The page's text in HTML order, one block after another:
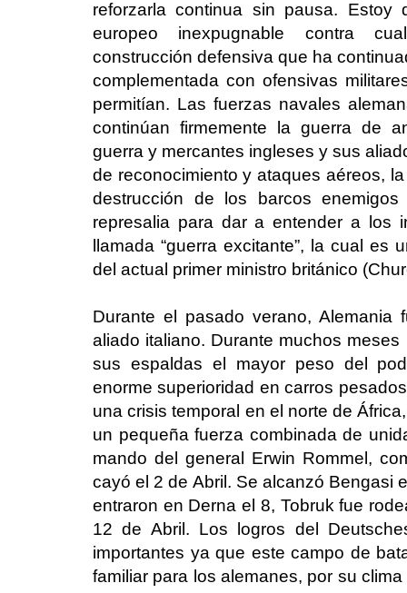
reforzarla continua sin pausa. Estoy
europeo inexpugnable contra
construcción defensiva que ha
complementada con ofensivas
permitían. Las fuerzas navales
continúan firmemente la guerra de
guerra y mercantes ingleses y sus
de reconocimiento y ataques aéreos,
destrucción de los barcos
represalia para dar a entender a los
llamada “guerra excitante”, la cual
del actual primer ministro británico
Durante el pasado verano,
aliado italiano. Durante muchos
sus espaldas el mayor peso del
enorme superioridad en carros
una crisis temporal en el norte de
un pequeña fuerza combinada de
mando del general Erwin Rommel,
cayó el 2 de Abril. Se alcanzó Bengasi
entraron en Derna el 8, Tobruk fue
12 de Abril. Los logros del
importantes ya que este campo de
familiar para los alemanes, por su